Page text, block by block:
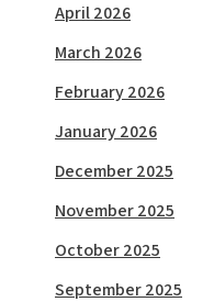
April 2026
March 2026
February 2026
January 2026
December 2025
November 2025
October 2025
September 2025